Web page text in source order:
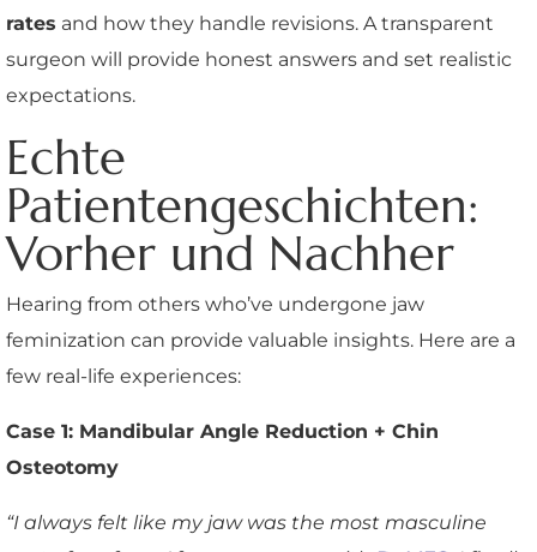
rates and how they handle revisions. A transparent
surgeon will provide honest answers and set realistic
expectations.
Echte
Patientengeschichten:
Vorher und Nachher
Hearing from others who’ve undergone jaw
feminization can provide valuable insights. Here are a
few real-life experiences:
Case 1: Mandibular Angle Reduction + Chin
Osteotomy
“I always felt like my jaw was the most masculine